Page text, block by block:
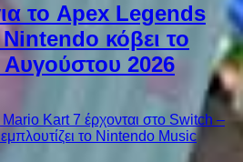
το Apex Legends
κόβει το
2026